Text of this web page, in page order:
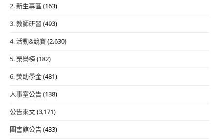
2. 新生專區 (163)
3. 教師研習 (493)
4. 活動&競賽(2,630)
5. 榮譽榜(182)
6. 獎助學金(481)
人事室公告(138)
公告來文(3,171)
圖書館公告(433)